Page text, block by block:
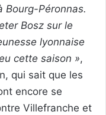
Bourg-Péronnas.
Bosz sur le
lyonnaise
cette saison »,
qui sait que les
encore se
Villefranche et